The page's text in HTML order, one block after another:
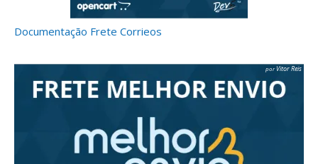
Documentação Frete Corrieos
Vitor Reis